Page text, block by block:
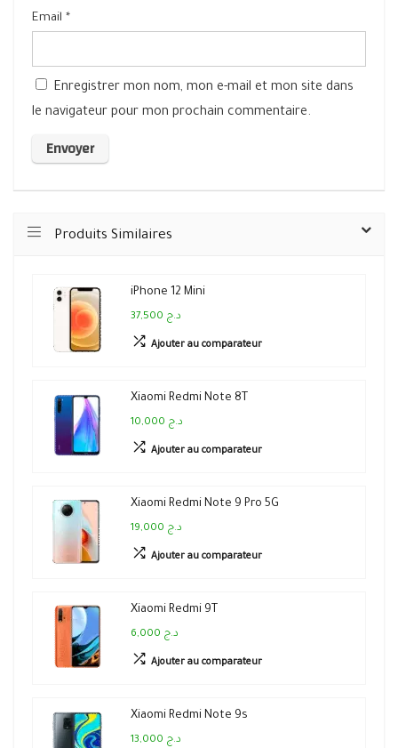
Email *
Enregistrer mon nom, mon e-mail et mon site dans
le navigateur pour mon prochain commentaire.
Produits Similaires
iPhone 12 Mini
37,500 د.ج
Ajouter au comparateur
Xiaomi Redmi Note 8T
10,000 د.ج
Ajouter au comparateur
Xiaomi Redmi Note 9 Pro 5G
19,000 د.ج
Ajouter au comparateur
Xiaomi Redmi 9T
6,000 د.ج
Ajouter au comparateur
Xiaomi Redmi Note 9s
13,000 د.ج